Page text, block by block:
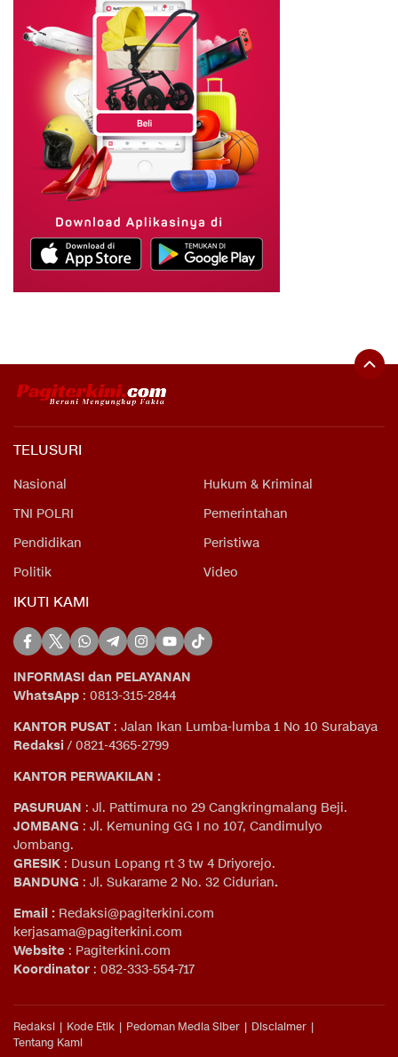
TELUSURI
Nasional
Hukum & Kriminal
TNI POLRI
Pemerintahan
Pendidikan
Peristiwa
Politik
Video
IKUTI KAMI
INFORMASI dan PELAYANAN
WhatsApp : 0813-315-2844
KANTOR PUSAT: Jalan Ikan Lumba-lumba 1 No 10 Surabaya
Redaksi / 0821-4365-2799
KANTOR PERWAKILAN :
PASURUAN : Jl. Pattimura no 29 Cangkringmalang Beji.
JOMBANG : Jl. Kemuning GG I no 107, Candimulyo
Jombang.
GRESIK : Dusun Lopang rt 3 tw 4 Driyorejo.
BANDUNG : Jl. Sukarame 2 No. 32 Cidurian.
Email : Redaksi@pagiterkini.com
kerjasama@pagiterkini.com
Website : Pagiterkini.com
Koordinator : 082-333-554-717
Redaksi Kode Etik Pedoman Media Siber
Disclaimer
Tentang Kami